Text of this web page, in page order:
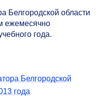
Белгородской области
ежемесячно
года.
Белгородской
года